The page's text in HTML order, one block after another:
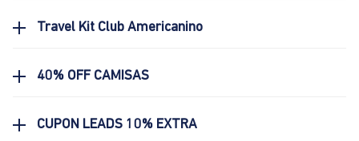
Travel Kit Club Americanino
40% OFF CAMISAS
CUPON LEADS 10% EXTRA